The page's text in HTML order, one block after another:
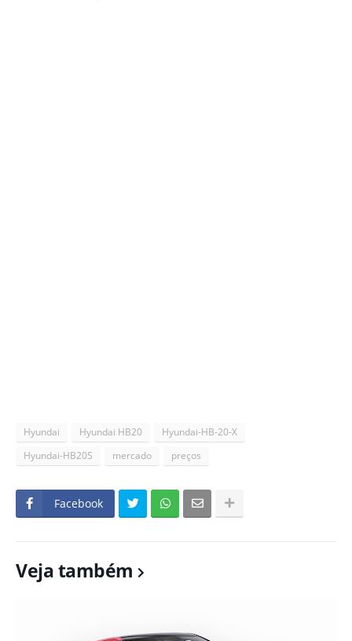
Hyundai Hyundai HB20
Hyundai-HB-20-X
Hyundai-HB20S
mercado preços
Facebook
Veja também